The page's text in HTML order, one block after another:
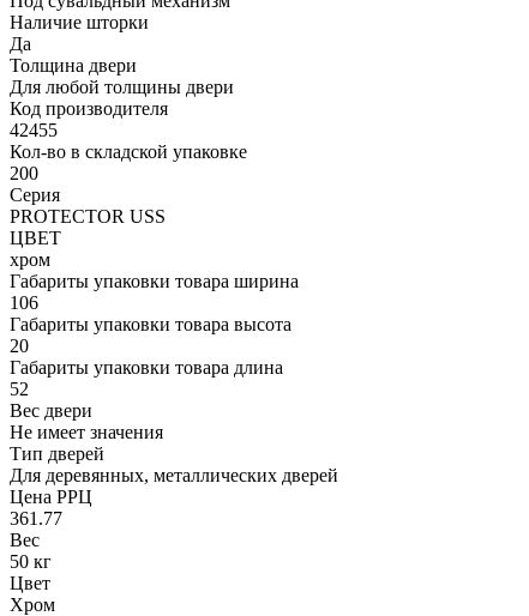
Наличие шторки
Да
Толщина двери
Для любой толщины двери
Код производителя
42455
Кол-во в складской упаковке
200
Серия
PROTECTOR USS
ЦВЕТ
хром
Габариты упаковки товара ширина
106
Габариты упаковки товара высота
20
Габариты упаковки товара длина
52
Вес двери
Не имеет значения
Тип дверей
Для деревянных, металлических дверей
Цена РРЦ
361.77
Вес
50 кг
Цвет
Хром